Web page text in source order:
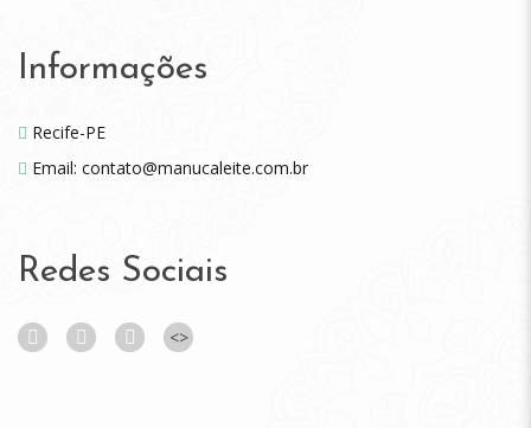
Informações
Recife-PE
Email: contato@manucaleite.com.br
Redes Sociais
<>